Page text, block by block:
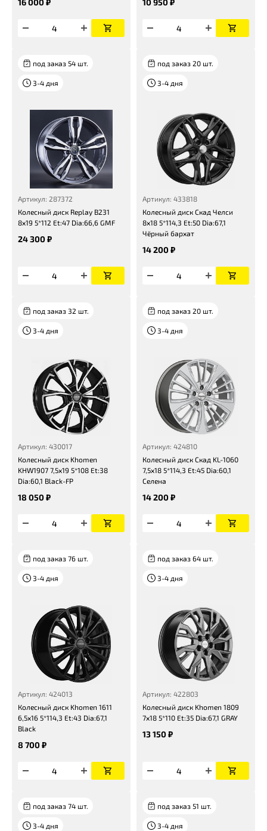
16 000 ₽ 10 950 ₽
под заказ 54 шт.
3-4 дня
Артикул: 287372
Колесный диск Replay B231
8x19 5*112 Et:47 Dia:66,6 GMF
24 300 ₽
под заказ 20 шт.
3-4 дня
Артикул: 433818
Колесный диск Скад Челси
8x18 5*114,3 Et:50 Dia:67,1
Чёрный бархат
14 200 ₽
под заказ 32 шт.
3-4 дня
Артикул: 430017
Колесный диск Khomen
KHW1907 7,5x19 5*108 Et:38
Dia:60,1 Black-FP
18 050 ₽
под заказ 20 шт.
3-4 дня
Артикул: 424810
Колесный диск Скад KL-1060
7,5x18 5*114,3 Et:45 Dia:60,1
Селена
14 200 ₽
под заказ 76 шт.
3-4 дня
Артикул: 424013
Колесный диск Khomen 1611
6,5x16 5*114,3 Et:43 Dia:67,1
Black
8 700 ₽
под заказ 64 шт.
3-4 дня
Артикул: 422803
Колесный диск Khomen 1809
7x18 5*110 Et:35 Dia:67,1 GRAY
13 150 ₽
под заказ 74 шт.
3-4 дня
под заказ 51 шт.
3-4 дня